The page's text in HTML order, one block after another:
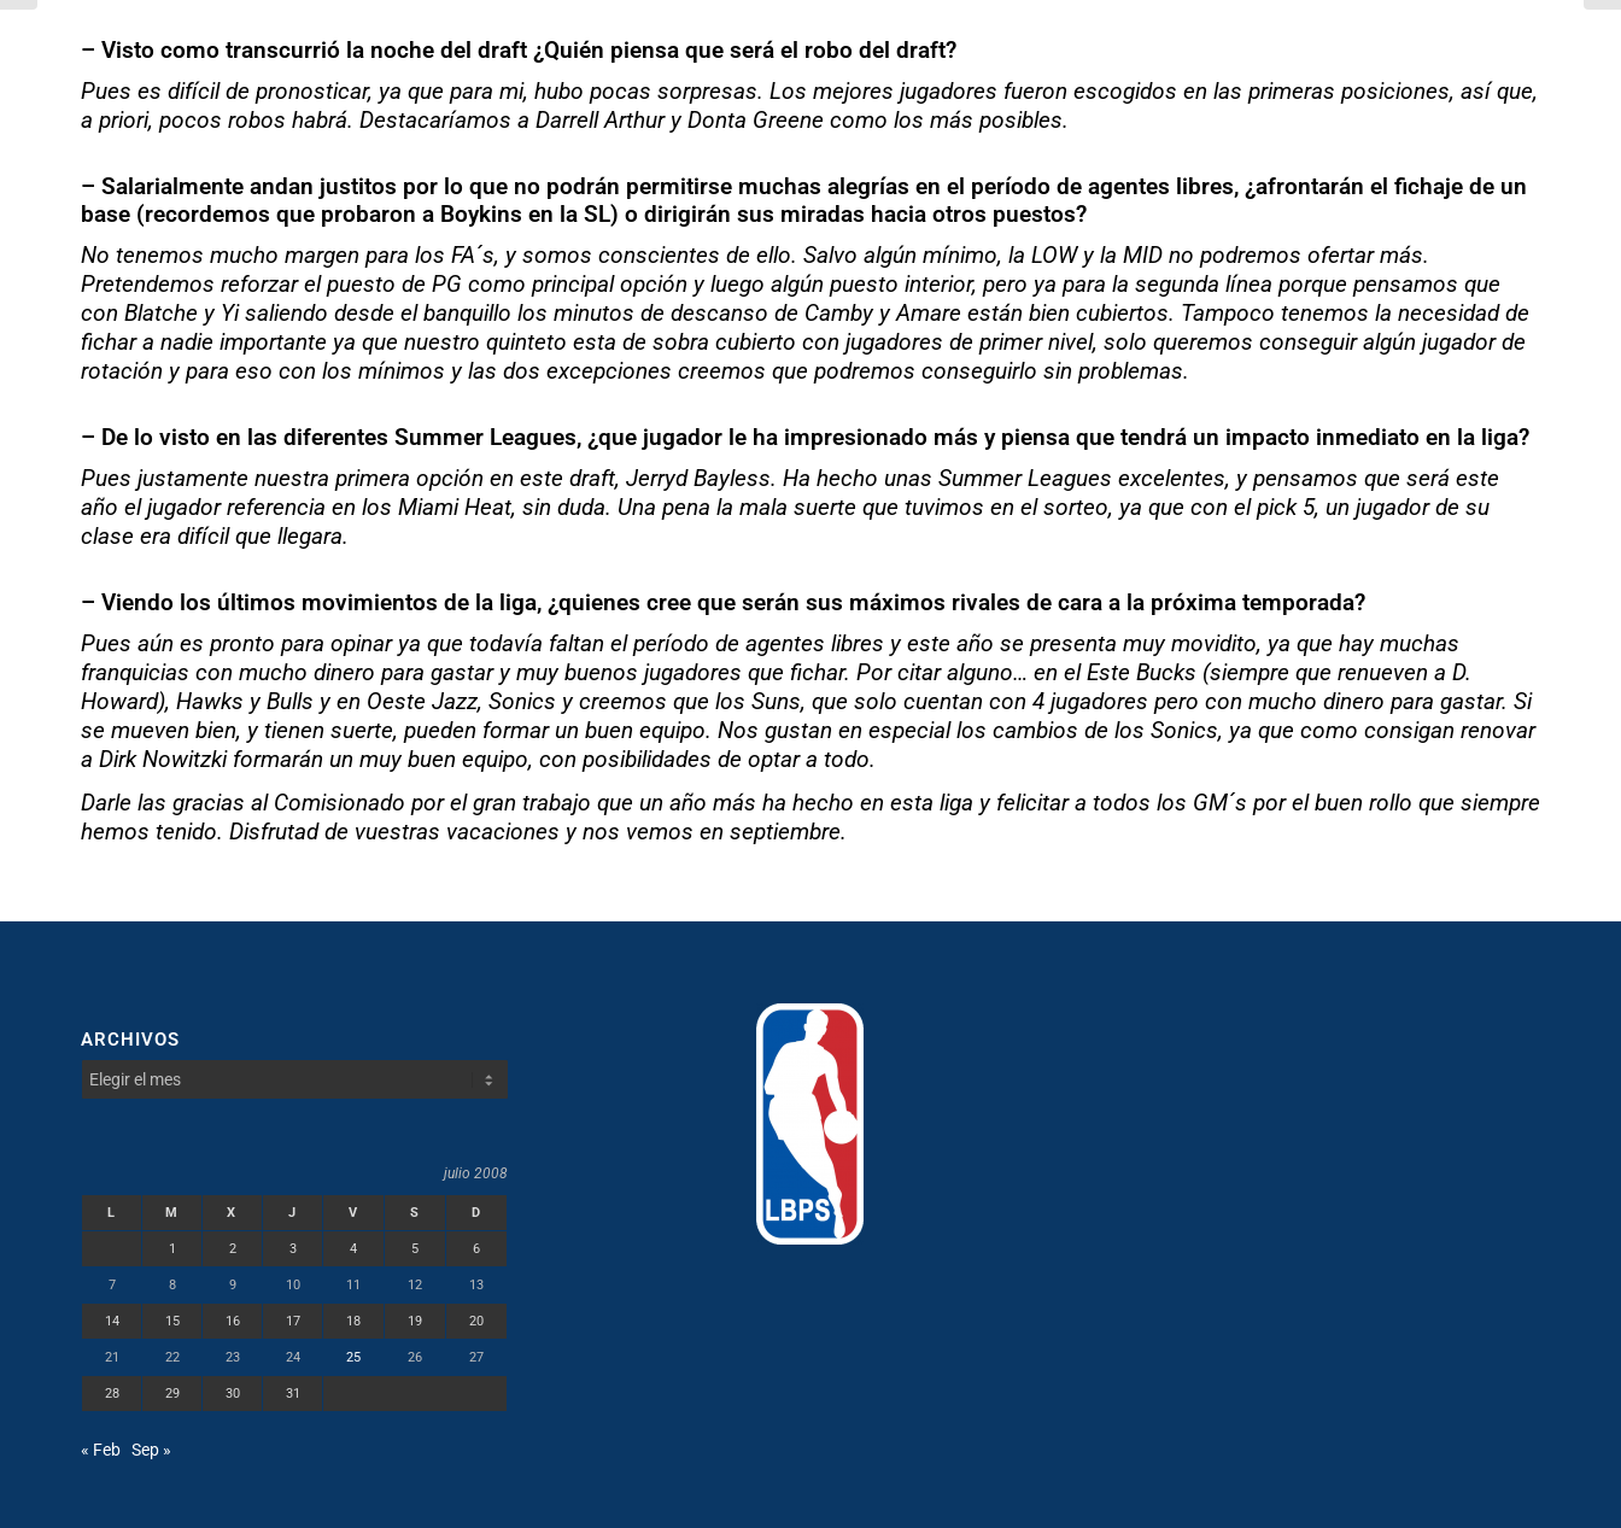
– Visto como transcurrió la noche del draft ¿Quién piensa que será el robo del draft?
Pues es difícil de pronosticar, ya que para mi, hubo pocas sorpresas. Los mejores jugadores fueron escogidos en las primeras posiciones, así que,
a priori, pocos robos habrá. Destacaríamos a Darrell Arthur y Donta Greene como los más posibles.
– Salarialmente andan justitos por lo que no podrán permitirse muchas alegrías en el período de agentes libres, ¿afrontarán el fichaje de un
base (recordemos que probaron a Boykins en la SL) o dirigirán sus miradas hacia otros puestos?
No tenemos mucho margen para los FA´s, y somos conscientes de ello. Salvo algún mínimo, la LOW y la MID no podremos ofertar más.
Pretendemos reforzar el puesto de PG como principal opción y luego algún puesto interior, pero ya para la segunda línea porque pensamos que
con Blatche y Yi saliendo desde el banquillo los minutos de descanso de Camby y Amare están bien cubiertos. Tampoco tenemos la necesidad de
fichar a nadie importante ya que nuestro quinteto esta de sobra cubierto con jugadores de primer nivel, solo queremos conseguir algún jugador de
rotación y para eso con los mínimos y las dos excepciones creemos que podremos conseguirlo sin problemas.
– De lo visto en las diferentes Summer Leagues, ¿que jugador le ha impresionado más y piensa que tendrá un impacto inmediato en la liga?
Pues justamente nuestra primera opción en este draft, Jerryd Bayless. Ha hecho unas Summer Leagues excelentes, y pensamos que será este
año el jugador referencia en los Miami Heat, sin duda. Una pena la mala suerte que tuvimos en el sorteo, ya que con el pick 5, un jugador de su
clase era difícil que llegara.
– Viendo los últimos movimientos de la liga, ¿quienes cree que serán sus máximos rivales de cara a la próxima temporada?
Pues aún es pronto para opinar ya que todavía faltan el período de agentes libres y este año se presenta muy movidito, ya que hay muchas
franquicias con mucho dinero para gastar y muy buenos jugadores que fichar. Por citar alguno… en el Este Bucks (siempre que renueven a D.
Howard), Hawks y Bulls y en Oeste Jazz, Sonics y creemos que los Suns, que solo cuentan con 4 jugadores pero con mucho dinero para gastar. Si
se mueven bien, y tienen suerte, pueden formar un buen equipo. Nos gustan en especial los cambios de los Sonics, ya que como consigan renovar
a Dirk Nowitzki formarán un muy buen equipo, con posibilidades de optar a todo.
Darle las gracias al Comisionado por el gran trabajo que un año más ha hecho en esta liga y felicitar a todos los GM´s por el buen rollo que siempre
hemos tenido. Disfrutad de vuestras vacaciones y nos vemos en septiembre.
ARCHIVOS
julio 2008
L M X J V S D
1 2 3 4 5 6
7 8 9 10 11 12 13
14 15 16 17 18 19 20
21 22 23 24 25 26 27
28 29 30 31
« Feb Sep »